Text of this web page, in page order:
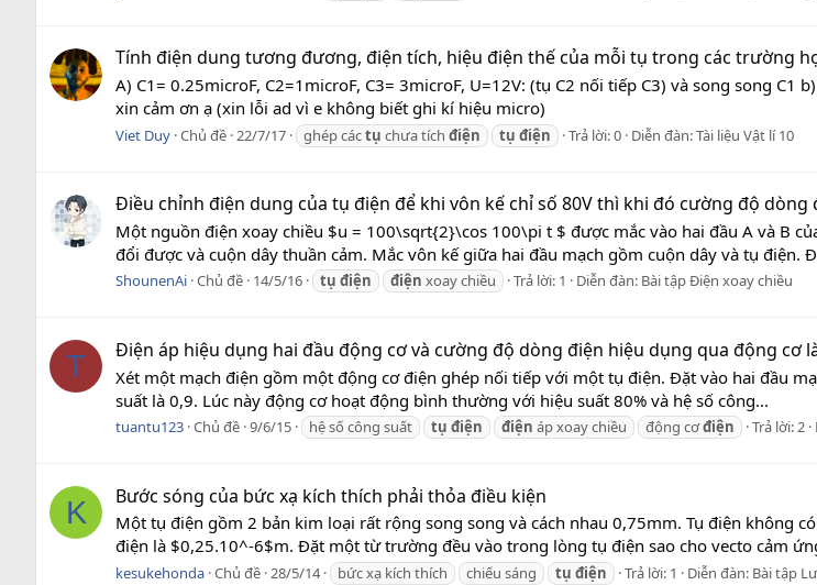
Tính điện dung tương đương, điện tích, hiệu điện thế của mỗi tụ trong các trường
A) C1= 0.25microF, C2=1microF, C3= 3microF, U=12V: (tụ C2 nối tiếp C3) và song song C1
xin cảm ơn ạ (xin lỗi ad vì e không biết ghi kí hiệu micro)
Viet Duy Chủ đề 22/7/17 ghép cáctụ chưa tích điện tụ điện Trả lời: 0 Diễn đàn:Tài liệu Vật lí 10
Điều chỉnh điện dung của tụ điện để khi vôn kế chỉ số 80V thì khi đó cường độ dòng
Một nguồn điện xoay chiều $u = 100\sqrt{2}\cos 100\pi t $ được mắc vào hai đầu A và B
đổi được và cuộn dây thuần cảm. Mắc vôn kế giữa hai đầu mạch gồm cuộn dây và tụ điện.
ShounenAi Chủ đề 14/5/16 tụ điện điện xoay chiều Trả lời: 1 Diễn đàn: Bài tập Điện xoay chiều
T Điện áp hiệu dụng hai đầu động cơ và cường độ dòng điện hiệu dụng qua động cơ
Xét một mạch điện gồm một động cơ điện ghép nối tiếp với một tụ điện. Đặt vào hai đầu
suất là 0,9. Lúc này động cơ hoạt động bình thường với hiệu suất 80% và hệ số công...
tuantu123 Chủ đề 9/6/15 hệ số công suất tụ điện điện áp xoay chiều động cơđiện Trả lời: 2
K Bước sóng của bức xạ kích thích phải thỏa điều kiện
Một tụ điện gồm 2 bản kim loại rất rộng song song và cách nhau 0,75mm. Tụ điện không
điện là $0,25.10^-6$m. Đặt một từ trường đều vào trong lòng tụ điện sao cho vecto cảm
kesukehonda Chủ đề 28/5/14 bức xạ kích thích chiếu sáng tụ điện Trả lời: 1 Diễn đàn: Bài tập